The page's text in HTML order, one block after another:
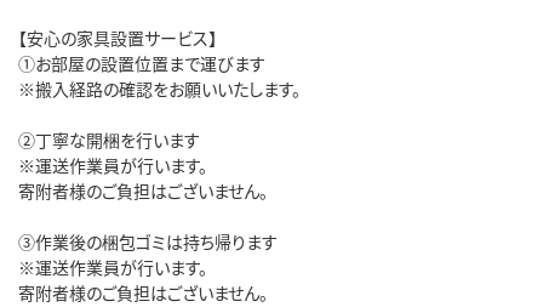
【安心の家具設置サービス】
①お部屋の設置位置まで運びます
※搬入経路の確認をお願いいたします。
②丁寧な開梱を行います
※運送作業員が行います。
寄附者様のご負担はございません。
③作業後の梱包ゴミは持ち帰ります
※運送作業員が行います。
寄附者様のご負担はございません。